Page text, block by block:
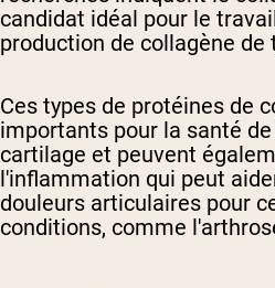
candidat idéal pour le
production de collagène de
Ces types de protéines de
importants pour la santé
cartilage et peuvent
l'inflammation qui peut
douleurs articulaires pour
conditions, comme